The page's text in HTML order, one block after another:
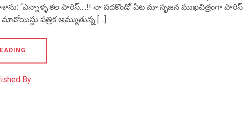
“ఎన్నాళ్ళ కల పారిస్….!! నా పదకొండో ఏట మా సృజన ముఖచిత్రంగా పారిస్
పత్రిక అమ్ముతున్న […]
By :